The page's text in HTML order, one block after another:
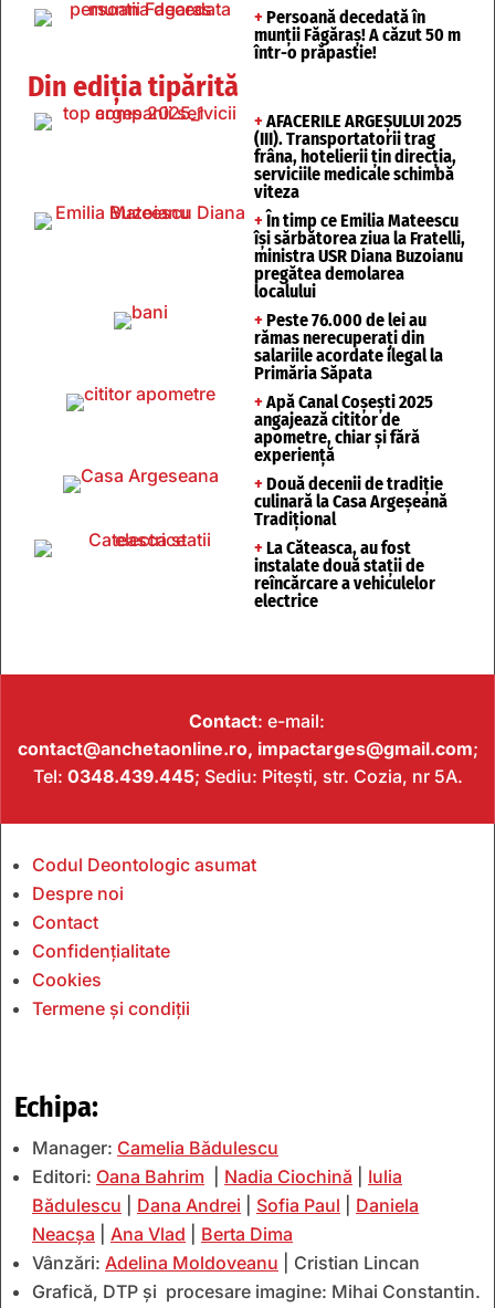
+ Persoană decedată în
munții Făgăraș! A căzut 50 m
într-o prăpastie!
Din ediția tipărită
+ AFACERILE ARGEȘULUI 2025
(III). Transportatorii trag
frâna, hotelierii țin direcția,
serviciile medicale schimbă
viteza
+ În timp ce Emilia Mateescu
își sărbătorea ziua la Fratelli,
ministra USR Diana Buzoianu
pregătea demolarea
localului
+ Peste 76.000 de lei au
rămas nerecuperați din
salariile acordate ilegal la
Primăria Săpata
+ Apă Canal Coșești 2025
angajează cititor de
apometre, chiar și fără
experiență
+ Două decenii de tradiție
culinară la Casa Argeșeană
Tradițional
+ La Căteasca, au fost
instalate două stații de
reîncărcare a vehiculelor
electrice
Contact: e-mail:
contact@anchetaonline.ro, impactarges@gmail.com;
Tel: 0348.439.445; Sediu: Pitești, str. Cozia, nr 5A.
Codul Deontologic asumat
Despre noi
Contact
Confidențialitate
Cookies
Termene și condiții
Echipa:
Manager: Camelia Bădulescu
Editori: Oana Bahrim Nadia Ciochină
Iulia
Bădulescu
Dana Andrei Sofia Paul
Daniela
Neacșa
Ana Vlad
Berta Dima
Vânzări: Adelina Moldoveanu | Cristian Lincan
Grafică, DTP și procesare imagine: Mihai Constantin.